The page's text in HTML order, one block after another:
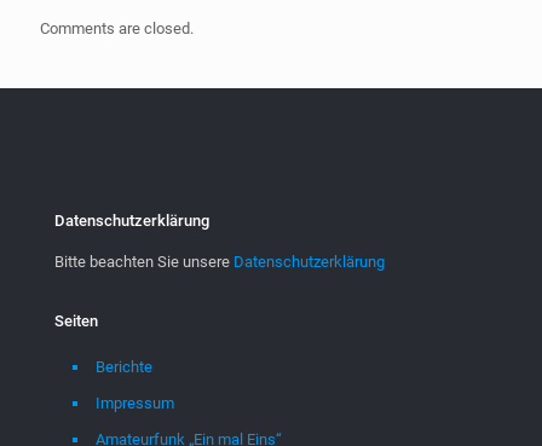
Comments are closed.
Datenschutzerklärung
Bitte beachten Sie unsere Datenschutzerklärung
Seiten
Berichte
Impressum
Amateurfunk „Ein mal Eins“